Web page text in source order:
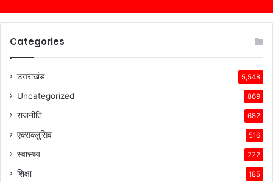
Categories
उत्तराखंड 5,548
Uncategorized 869
राजनीति 682
एक्सक्लुसिव 516
स्वास्थ्य 222
शिक्षा 185